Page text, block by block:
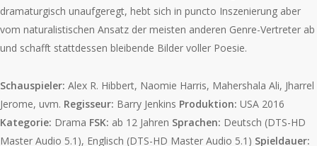
dramaturgisch unaufgeregt, hebt sich in puncto Inszenierung aber
vom naturalistischen Ansatz der meisten anderen Genre-Vertreter ab
und schafft stattdessen bleibende Bilder voller Poesie.
Schauspieler: Alex R. Hibbert, Naomie Harris, Mahershala Ali, Jharrel
Jerome, uvm. Regisseur: Barry Jenkins Produktion: USA 2016
Kategorie: Drama FSK: ab 12 Jahren Sprachen: Deutsch (DTS-HD
Master Audio 5.1), Englisch (DTS-HD Master Audio 5.1) Spieldauer: